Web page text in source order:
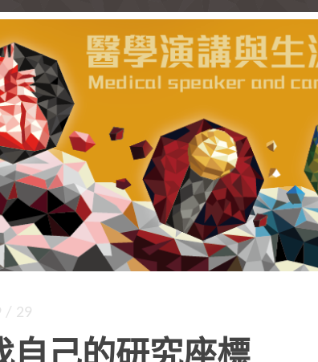
坊 | 新思惟國際
經驗歸納，與您分享，給您走向國際的
/ 29